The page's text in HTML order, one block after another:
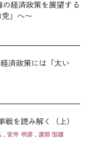
経済政策を展望する
」へ～
済政策には「太い
を読み解く（上）
, 安井 明彦 , 渡部 恒雄